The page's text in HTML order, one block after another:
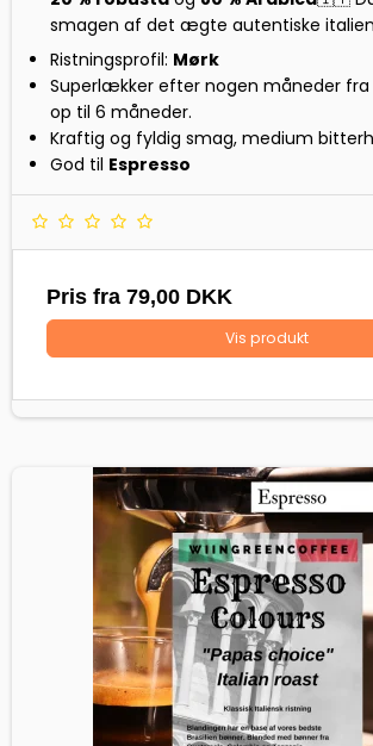
smagen af det ægte autentiske
Ristningsprofil: Mørk
Superlækker efter nogen måneder fra
op til 6 måneder.
Kraftig og fyldig smag, medium
God til Espresso
Pris fra 79,00 DKK
Vis produkt